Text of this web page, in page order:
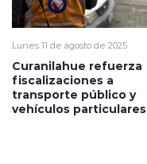
Lunes 11 de agosto de 2025
Curanilahue refuerza
fiscalizaciones a
transporte público y
vehículos particulares